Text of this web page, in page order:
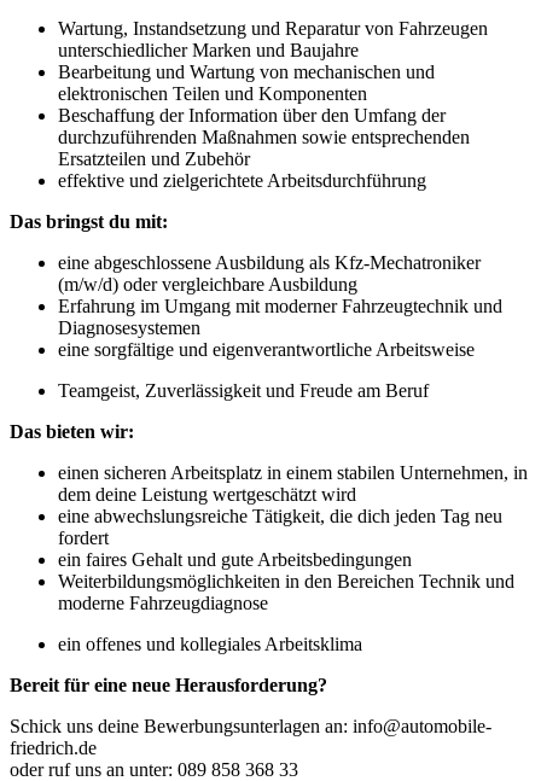
Wartung, Instandsetzung und Reparatur von Fahrzeugen
unterschiedlicher Marken und Baujahre
Bearbeitung und Wartung von mechanischen und
elektronischen Teilen und Komponenten
Beschaffung der Information über den Umfang der
durchzuführenden Maßnahmen sowie entsprechenden
Ersatzteilen und Zubehör
effektive und zielgerichtete Arbeitsdurchführung
Das bringst du mit:
eine abgeschlossene Ausbildung als Kfz-Mechatroniker
(m/w/d) oder vergleichbare Ausbildung
Erfahrung im Umgang mit moderner Fahrzeugtechnik und
Diagnosesystemen
eine sorgfältige und eigenverantwortliche Arbeitsweise
Teamgeist, Zuverlässigkeit und Freude am Beruf
Das bieten wir:
einen sicheren Arbeitsplatz in einem stabilen Unternehmen, in
dem deine Leistung wertgeschätzt wird
eine abwechslungsreiche Tätigkeit, die dich jeden Tag neu
fordert
ein faires Gehalt und gute Arbeitsbedingungen
Weiterbildungsmöglichkeiten in den Bereichen Technik und
moderne Fahrzeugdiagnose
ein offenes und kollegiales Arbeitsklima
Bereit für eine neue Herausforderung?
Schick uns deine Bewerbungsunterlagen an: info@automobile-
friedrich.de
oder ruf uns an unter: 089 858 368 33